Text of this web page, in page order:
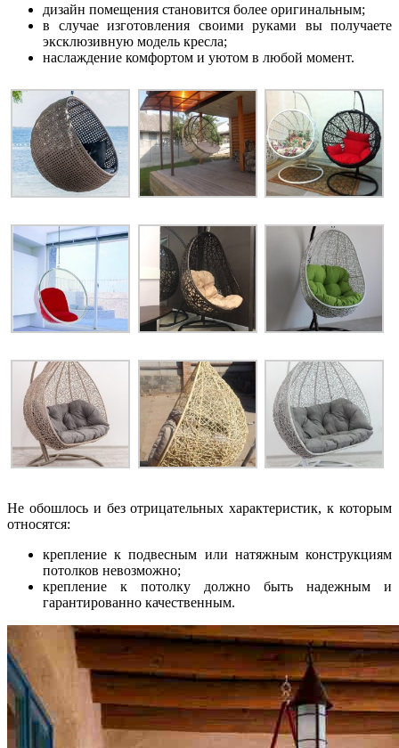
дизайн помещения становится более оригинальным;
в случае изготовления своими руками вы получаете
эксклюзивную модель кресла;
наслаждение комфортом и уютом в любой момент.
Не обошлось и без отрицательных характеристик, к которым
относятся:
крепление к подвесным или натяжным конструкциям
потолков невозможно;
крепление к потолку должно быть надежным и
гарантированно качественным.